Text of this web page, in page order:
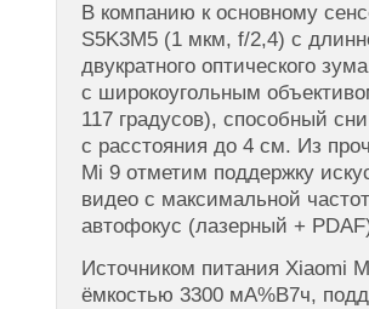
В компанию к основному
S5K3M5 (1 мкм, f/2,4) с
двукратного оптического
с широкоугольным
117 градусов), способный
с расстояния до 4 см. Из
Mi 9 отметим поддержку
видео с максимальной
автофокус (лазерный +
Источником питания Xiaomi
ёмкостью 3300 мА%B7ч,